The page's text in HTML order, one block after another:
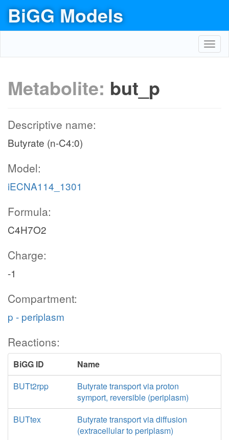
BiGG Models
Metabolite: but_p
Descriptive name:
Butyrate (n-C4:0)
Model:
iECNA114_1301
Formula:
C4H7O2
Charge:
-1
Compartment:
p - periplasm
Reactions:
BiGG ID
Name
BUTt2rpp
Butyrate transport via proton
symport, reversible (periplasm)
BUTtex
Butyrate transport via diffusion
(extracellular to periplasm)